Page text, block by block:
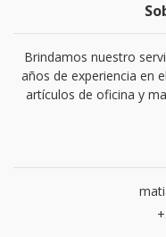
Brindamos nuestro
años de experiencia en
artículos de oficina y